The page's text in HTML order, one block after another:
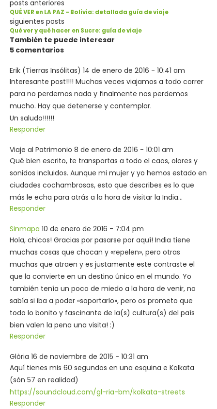
posts anteriores
QUÉ VER en LA PAZ – Bolivia: detallada guía de viaje
siguientes posts
Qué ver y qué hacer en Sucre: guía de viaje
También te puede interesar
5 comentarios
Erik (Tierras Insólitas) 14 de enero de 2016 - 10:41 am
Interesante post!!!! Muchas veces viajamos a todo correr
para no perdernos nada y finalmente nos perdemos
mucho. Hay que detenerse y contemplar.
Un saludo!!!!!!
Responder
Viaje al Patrimonio 8 de enero de 2016 - 10:01 am
Qué bien escrito, te transportas a todo el caos, olores y
sonidos incluidos. Aunque mi mujer y yo hemos estado en
ciudades cochambrosas, esto que describes es lo que
más le echa para atrás a la hora de visitar la India…
Responder
Sinmapa 10 de enero de 2016 - 7:04 pm
Hola, chicos! Gracias por pasarse por aquí! India tiene
muchas cosas que chocan y «repelen», pero otras
muchas que atraen y es justamente este contraste el
que la convierte en un destino único en el mundo. Yo
también tenía un poco de miedo a la hora de venir, no
sabía si iba a poder «soportarlo», pero os prometo que
todo lo bonito y fascinante de la(s) cultura(s) del país
bien valen la pena una visita! :)
Responder
Glòria 16 de noviembre de 2015 - 10:31 am
Aquí tienes mis 60 segundos en una esquina e Kolkata
(són 57 en realidad)
https://soundcloud.com/gl-ria-bm/kolkata-streets
Responder